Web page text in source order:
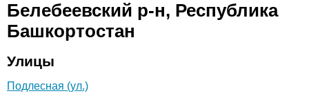
Белебеевский р-н, Республика
Башкортостан
Улицы
Подлесная (ул.)